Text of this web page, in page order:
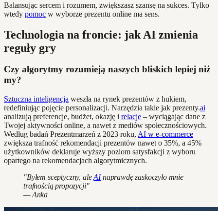
Balansując sercem i rozumem, zwiększasz szansę na sukces. Tylko
wtedy pomoc w wyborze prezentu online ma sens.
Technologia na froncie: jak AI zmienia
reguły gry
Czy algorytmy rozumieją naszych bliskich lepiej niż
my?
Sztuczna inteligencja weszła na rynek prezentów z hukiem,
redefiniując pojęcie personalizacji. Narzędzia takie jak prezenty.ai
analizują preferencje, budżet, okazję i relacje – wyciągając dane z
Twojej aktywności online, a nawet z mediów społecznościowych.
Według badań Prezentmarzeń z 2023 roku, AI w e-commerce
zwiększa trafność rekomendacji prezentów nawet o 35%, a 45%
użytkowników deklaruje wyższy poziom satysfakcji z wyboru
opartego na rekomendacjach algorytmicznych.
"Byłem sceptyczny, aleAInaprawdę zaskoczyło mnie
trafnością propozycji"
— Anka